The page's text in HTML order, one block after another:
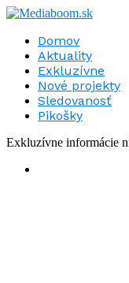
Domov
Aktuality
Exkluzívne
Nové projekty
Sledovanosť
Pikošky
Exkluzívne informácie